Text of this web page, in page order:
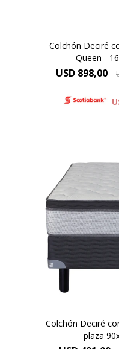
Colchón Deciré
Queen -
USD 898,00
El Dormiflex
sistema de
independientes
calidad premium
descanso
con un
adaptación. Su
pensado para
Colchón Deciré
plaza